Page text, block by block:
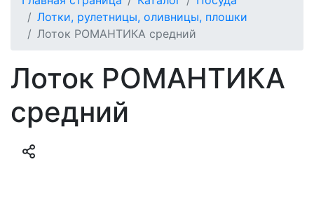
Лотки, рулетницы, оливницы, плошки
Лоток РОМАНТИКА средний
Лоток РОМАНТИКА
средний